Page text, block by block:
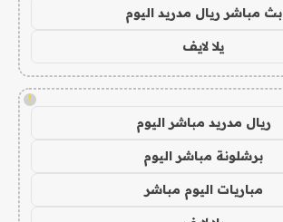
بث مباشر ريال مدريد اليوم
يلا لايف
!
ريال مدريد مباشر اليوم
برشلونة مباشر اليوم
مباريات اليوم مباشر